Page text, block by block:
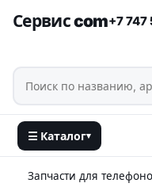
Сервис com+7
☰ Каталог▾
Запчасти для